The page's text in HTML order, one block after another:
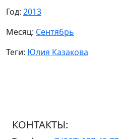
Год: 2013
Месяц: Сентябрь
Теги: Юлия Казакова
КОНТАКТЫ: